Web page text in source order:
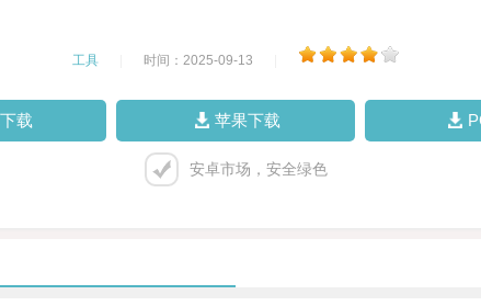
工具 时间：2025-09-13
载 苹果下载
安卓市场，安全绿色